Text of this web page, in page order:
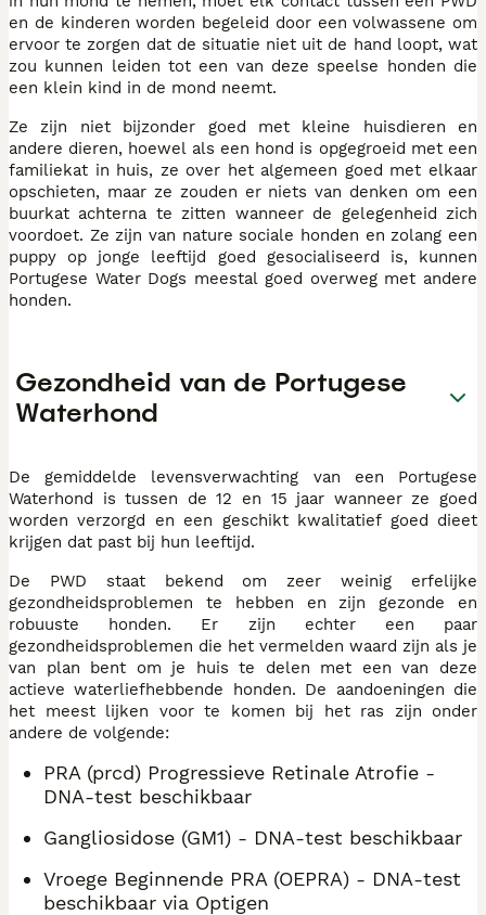
en de kinderen worden begeleid door een volwassene om
ervoor te zorgen dat de situatie niet uit de hand loopt, wat
zou kunnen leiden tot een van deze speelse honden die
een klein kind in de mond neemt.
Ze zijn niet bijzonder goed met kleine huisdieren en
andere dieren, hoewel als een hond is opgegroeid met een
familiekat in huis, ze over het algemeen goed met elkaar
opschieten, maar ze zouden er niets van denken om een
buurkat achterna te zitten wanneer de gelegenheid zich
voordoet. Ze zijn van nature sociale honden en zolang een
puppy op jonge leeftijd goed gesocialiseerd is, kunnen
Portugese Water Dogs meestal goed overweg met andere
honden.
Gezondheid van de Portugese
Waterhond
De gemiddelde levensverwachting van een Portugese
Waterhond is tussen de 12 en 15 jaar wanneer ze goed
worden verzorgd en een geschikt kwalitatief goed dieet
krijgen dat past bij hun leeftijd.
De PWD staat bekend om zeer weinig erfelijke
gezondheidsproblemen te hebben en zijn gezonde en
robuuste honden. Er zijn echter een paar
gezondheidsproblemen die het vermelden waard zijn als je
van plan bent om je huis te delen met een van deze
actieve waterliefhebbende honden. De aandoeningen die
het meest lijken voor te komen bij het ras zijn onder
andere de volgende:
PRA (prcd) Progressieve Retinale Atrofie -
DNA-test beschikbaar
Gangliosidose (GM1) - DNA-test beschikbaar
Vroege Beginnende PRA (OEPRA) - DNA-test
beschikbaar via Optigen